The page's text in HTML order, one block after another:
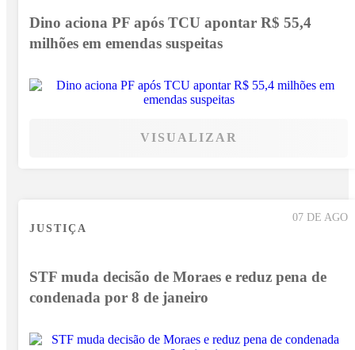
Dino aciona PF após TCU apontar R$ 55,4
milhões em emendas suspeitas
VISUALIZAR
07 DE AGO
JUSTIÇA
STF muda decisão de Moraes e reduz pena de
condenada por 8 de janeiro